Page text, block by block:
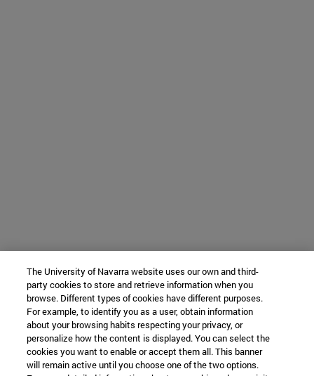
The University of Navarra website uses our own and third-
party cookies to store and retrieve information when you
browse. Different types of cookies have different purposes.
For example, to identify you as a user, obtain information
about your browsing habits respecting your privacy, or
personalize how the content is displayed. You can select the
cookies you want to enable or accept them all. This banner
will remain active until you choose one of the two options.